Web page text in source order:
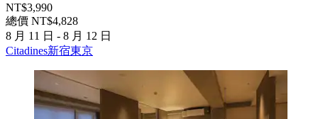
NT$3,990
總價 NT$4,828
8 月 11 日 - 8 月 12 日
Citadines新宿東京